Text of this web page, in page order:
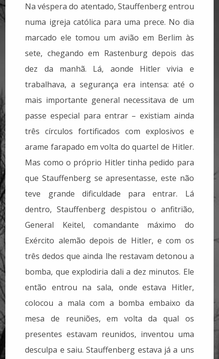
Na véspera do atentado, Stauffenberg entrou
numa igreja católica para uma prece. No dia
marcado ele tomou um avião em Berlim às
sete, chegando em Rastenburg depois das
dez da manhã. Lá, aonde Hitler vivia e
trabalhava, a segurança era intensa: até o
mais importante general necessitava de um
passe especial para entrar – existiam ainda
três círculos fortificados com explosivos e
arame farapado em volta do quartel de Hitler.
Mas como o próprio Hitler tinha pedido para
que Stauffenberg se apresentasse, este não
teve grande dificuldade para entrar. Lá
dentro, Stauffenberg despistou o anfitrião,
General Keitel, comandante máximo do
Exército alemão depois de Hitler, e com os
três dedos que ainda lhe restavam detonou a
bomba, que explodiria dali a dez minutos. Ele
então entrou na sala, onde estava Hitler,
colocou a mala com a bomba embaixo da
mesa de reuniões, em volta da qual os
presentes estavam reunidos, inventou uma
desculpa e saiu. Stauffenberg estava já a uns